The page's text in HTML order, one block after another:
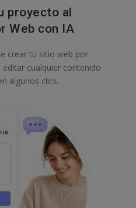
proyecto al
Web con IA
crear tu sitio web por
cualquier contenido
algunos clics.